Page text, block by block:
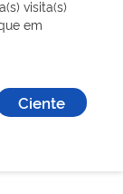
visita(s)
em
Ciente